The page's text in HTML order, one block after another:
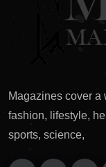
Magazines cover
fashion, lifestyle,
sports, science,